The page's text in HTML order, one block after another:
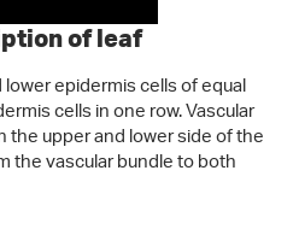
of leaf
epidermis cells of equal
cells in one row. Vascular
upper and lower side of the
the vascular bundle to both